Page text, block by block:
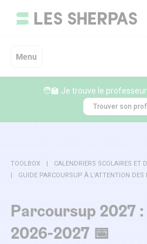
Menu
🧑‍🏫 Je trouve le
Trouver son
TOOLBOX
CALENDRIERS SCOLAIRES ET
GUIDE PARCOURSUP À L’ATTENTION DES
Parcoursup 2027
2026-2027 📅